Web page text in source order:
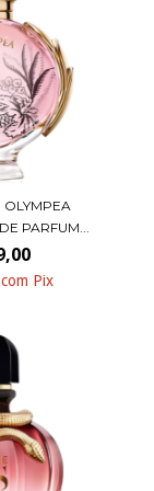
PARFUM...
com Pix